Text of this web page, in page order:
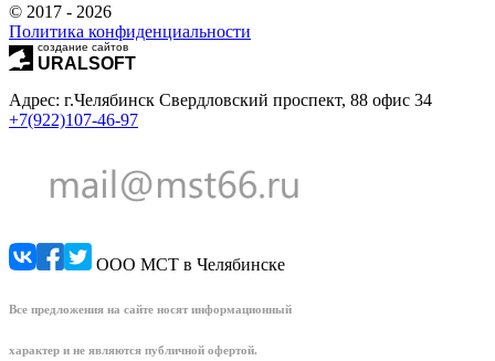
© 2017 - 2026
Политика конфиденциальности
создание сайтов
URALSOFT
Адрес: г.Челябинск Свердловский проспект, 88 офис 34
+7(922)107-46-97
ООО МСТ в Челябинске
Все предложения на сайте носят информационный
характер и не являются публичной офертой.